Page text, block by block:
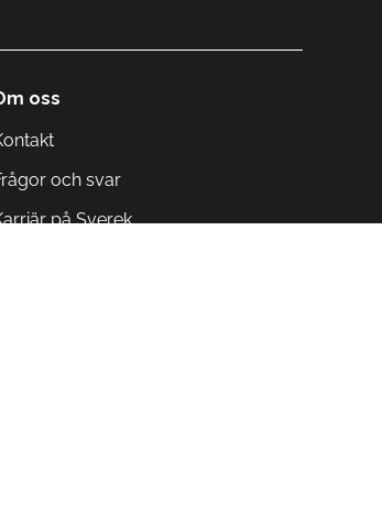
oss
och svar
på Sverek